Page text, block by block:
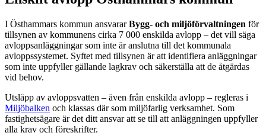
I Östhammars kommun ansvararBygg- och miljöförvaltningen för
tillsynen av kommunens cirka 7 000 enskilda avlopp – det vill säga
avloppsanläggningar som inte är anslutna till det kommunala
avloppssystemet. Syftet med tillsynen är att identifiera anläggningar
som inte uppfyller gällande lagkrav och säkerställa att de åtgärdas
vid behov.
Utsläpp av avloppsvatten – även från enskilda avlopp – regleras i
Miljöbalken och klassas där som miljöfarlig verksamhet. Som
fastighetsägare är det ditt ansvar att se till att anläggningen uppfyller
alla krav och föreskrifter.